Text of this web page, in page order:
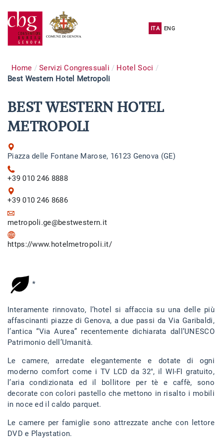
ITA ENG
Home Servizi Congressuali
Hotel Soci
Best Western Hotel Metropoli
BEST WESTERN HOTEL
METROPOLI
Piazza delle Fontane Marose, 16123 Genova (GE)
+39 010 246 8888
+39 010 246 8686
metropoli.ge@bestwestern.it
https://www.hotelmetropoli.it/
*
Interamente rinnovato, l’hotel si affaccia su una delle più
affascinanti piazze di Genova, a due passi da Via Garibaldi,
l’antica “Via Aurea” recentemente dichiarata dall’UNESCO
Patrimonio dell’Umanità.
Le camere, arredate elegantemente e dotate di ogni
moderno comfort come i TV LCD da 32″, il WI-FI gratuito,
l’aria condizionata ed il bollitore per tè e caffè, sono
decorate con colori pastello che mettono in risalto i mobili
in noce ed il caldo parquet.
Le camere per famiglie sono attrezzate anche con lettore
DVD e Playstation.